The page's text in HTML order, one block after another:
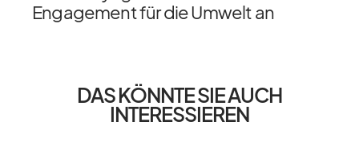
Engagement für die Umwelt an
DAS KÖNNTE SIE AUCH
INTERESSIEREN